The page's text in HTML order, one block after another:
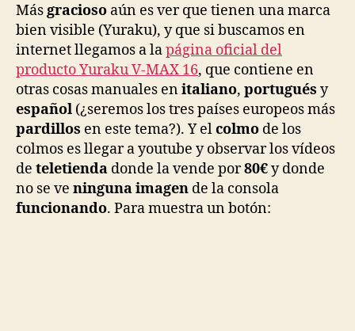
Másgracioso aún es ver que tienen una marca
bien visible (Yuraku), y que si buscamos en
internet llegamos a lapágina oficial del
producto Yuraku V-MAX 16, que contiene en
otras cosas manuales enitaliano, portugués y
español (¿seremos los tres países europeos más
pardillos en este tema?). Y elcolmo de los
colmos es llegar a youtube y observar los vídeos
de teletienda donde la vende por80€y donde
no se ve ninguna imagen de la consola
funcionando. Para muestra un botón: